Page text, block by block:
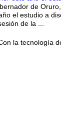
de
el estudio a
de la ...
la tecnología